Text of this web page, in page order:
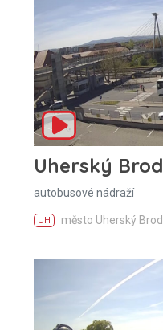
Uherský Brod
autobusové nádraží
UH město Uherský Brod